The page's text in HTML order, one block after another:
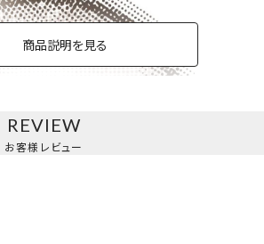
商品説明を見る
REVIEW
お客様レビュー